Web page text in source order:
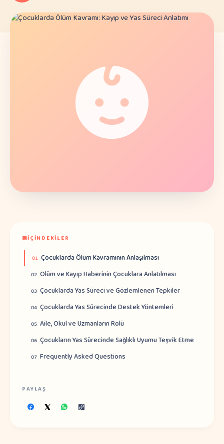
İÇINDEKILER
01 Çocuklarda Ölüm Kavramının Anlaşılması
02 Ölüm ve Kayıp Haberinin Çocuklara Anlatılması
03 Çocuklarda Yas Süreci ve Gözlemlenen Tepkiler
04 Çocuklarda Yas Sürecinde Destek Yöntemleri
05 Aile, Okul ve Uzmanların Rolü
06 Çocukların Yas Sürecinde Sağlıklı Uyumu Teşvik Etme
07 Frequently Asked Questions
PAYLAŞ